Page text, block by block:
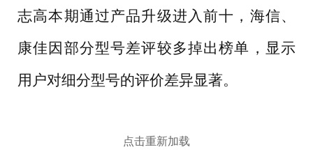
志高本期通过产品升级进入前十，海信、
康佳因部分型号差评较多掉出榜单，显示
用户对细分型号的评价差异显著。
点击重新加载